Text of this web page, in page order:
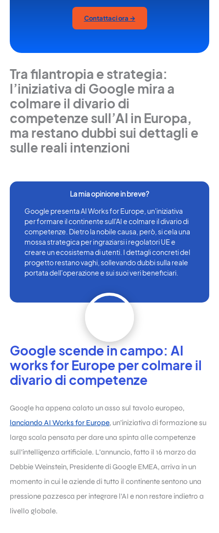
Contattaci ora →
Tra filantropia e strategia:
l’iniziativa di Google mira a
colmare il divario di
competenze sull’AI in Europa,
ma restano dubbi sui dettagli e
sulle reali intenzioni
Google presenta AI Works for Europe, un'iniziativa
per formare il continente sull'AI e colmare il divario di
competenze. Dietro la nobile causa, però, si cela una
mossa strategica per ingraziarsi i regolatori UE e
creare un ecosistema di utenti. I dettagli concreti del
progetto restano vaghi, sollevando dubbi sulla reale
portata dell'operazione e sui suoi veri beneficiari.
Google scende in campo: AI
works for Europe per colmare il
divario di competenze
Google ha appena calato un asso sul tavolo europeo,
lanciando AI Works for Europe, un’iniziativa di formazione su
larga scala pensata per dare una spinta alle competenze
sull’intelligenza artificiale. L’annuncio, fatto il 16 marzo da
Debbie Weinstein, Presidente di Google EMEA, arriva in un
momento in cui le aziende di tutto il continente sentono una
pressione pazzesca per integrare l’AI e non restare indietro a
livello globale.